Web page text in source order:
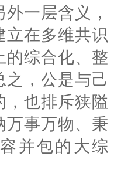
一层含义，
立在多维共识
的综合化、整
之，公是与己
，也排斥狭隘
万事万物、秉
并包的大综